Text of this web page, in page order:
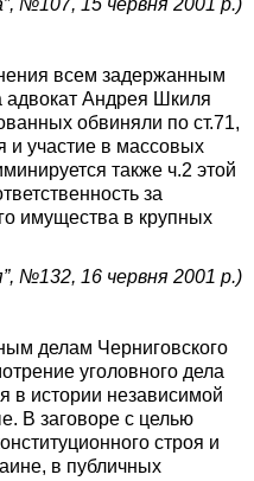
№107, 15 червня 2001 р.)
всем задержанным
Андрея Шкиля
обвиняли по ст.71,
и участие в массовых
также ч.2 этой
за
имущества в крупных
№132, 16 червня 2001 р.)
делам Черниговского
уголовного дела
в истории независимой
В заговоре с целью
строя и
в публичных